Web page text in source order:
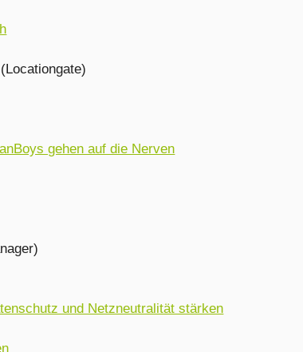
(Locationgate)
gehen auf die Nerven
und Netzneutralität stärken